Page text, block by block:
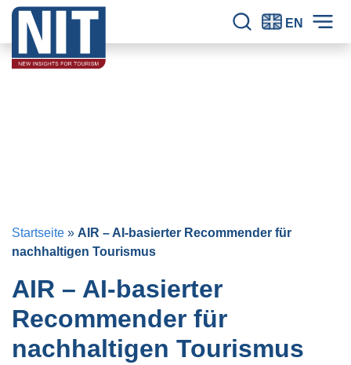
Zum Inhalt springen
NIT – Tourism Research
Seit 30 Jahren verlässliche Erkenntnisse für den Tourismus.
EN
Startseite » AIR – AI-basierter Recommender für
nachhaltigen Tourismus
AIR – AI-basierter
Recommender für
nachhaltigen Tourismus